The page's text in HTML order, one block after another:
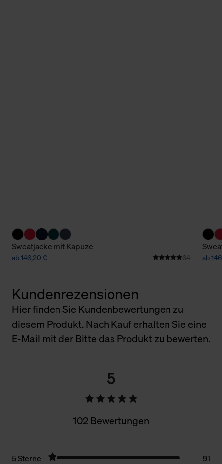
Sweatjacke mit Kapuze
ab 146,20 € 64 ab
Kundenrezensionen
Hier finden Sie Kundenbewertungen zu
diesem Produkt. Nach Kauf erhalten Sie eine
E-Mail mit der Bitte das Produkt zu bewerten.
5
102 Bewertungen
5 Sterne
91